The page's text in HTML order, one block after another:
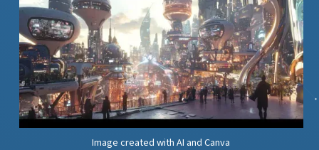
Image created with AI and Canva